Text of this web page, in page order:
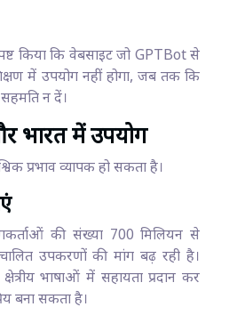
किया कि वेबसाइट जो GPTBot से
में उपयोग नहीं होगा, जब तक कि
न दें।
भारत में उपयोग
प्रभाव व्यापक हो सकता है।
की संख्या 700 मिलियन से
उपकरणों की मांग बढ़ रही है।
भाषाओं में सहायता प्रदान कर
बना सकता है।